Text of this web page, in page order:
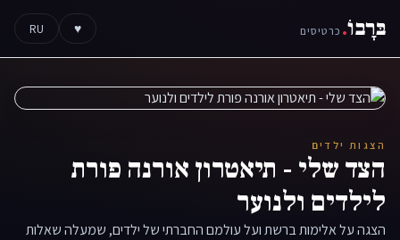
בּרָבוֹ. כרטיסים ♥
RU
הצגות ילדים
הצד שלי - תיאטרון אורנה פורת
לילדים ולנוער
הצגה על אלימות ברשת ועל עולמם החברתי של ילדים, שמעלה שאלות